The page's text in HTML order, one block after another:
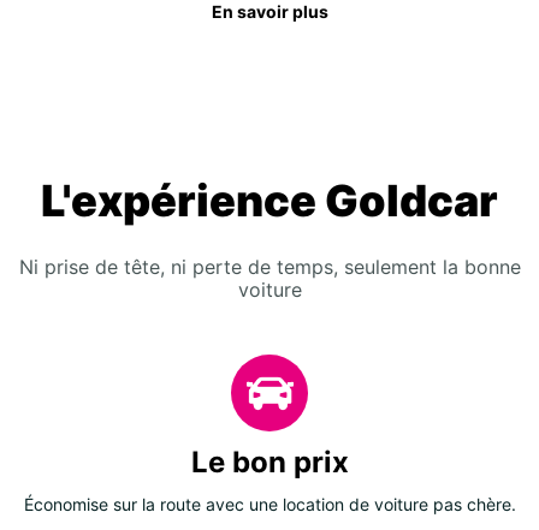
En savoir plus
L'expérience Goldcar
Ni prise de tête, ni perte de temps, seulement la bonne
voiture
Le bon prix
Économise sur la route avec une location de voiture pas chère.